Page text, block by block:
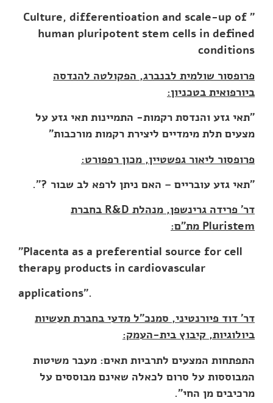
" Culture, differentioation and scale-up of
human pluripotent stem cells in defined
conditions
פרופסור שולמית לבנברג, הפקולטה להנדסה
ביורפואית בטכניון:
"תאי גזע והנדסת רקמות- התמיינות תאי גזע על
מצעים תלת מימדיים ליצירת רקמות מורכבות"
פרופסור ליאור גפשטיין, מכון רפפורט:
"תאי גזע עובריים – האם ניתן לרפא לב שבור ?".
דר' פרידה גרינשפן, מנהלת R&D בחברת
Pluristem מת"ם:
"Placenta as a preferential source for cell
therapy products in cardiovascular
applications".
דר' דוד פיורנטיני, סמנכ"ל מדעי בחברת תעשיות
ביולוגיות, קיבוץ בית-העמק:
התפתחות המצעים לתרביות תאים: מעבר משיטות
המבוססות על סרום לכאלה שאינם מבוססים על
מרכיבים מן החי".